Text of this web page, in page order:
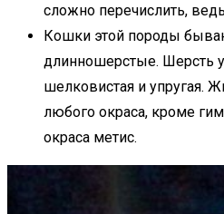
сложно перечислить,
Кошки этой породы
длинношерстые. Шерсть
шелковистая и упругая.
любого окраса, кроме
окраса метис.